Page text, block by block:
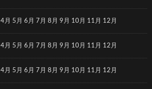
4月 5月 6月 7月 8月 9月 10月 11月 12月
4月 5月 6月 7月 8月 9月 10月 11月 12月
4月 5月 6月 7月 8月 9月 10月 11月 12月